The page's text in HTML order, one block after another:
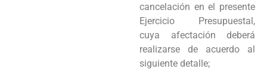
cancelación en el presente
Ejercicio Presupuestal,
cuya afectación deberá
realizarse de acuerdo al
siguiente detalle;